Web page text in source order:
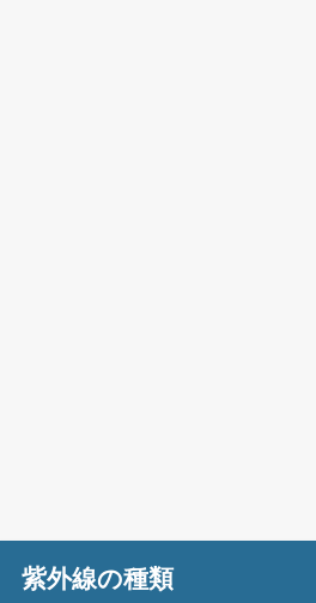
紫外線の種類